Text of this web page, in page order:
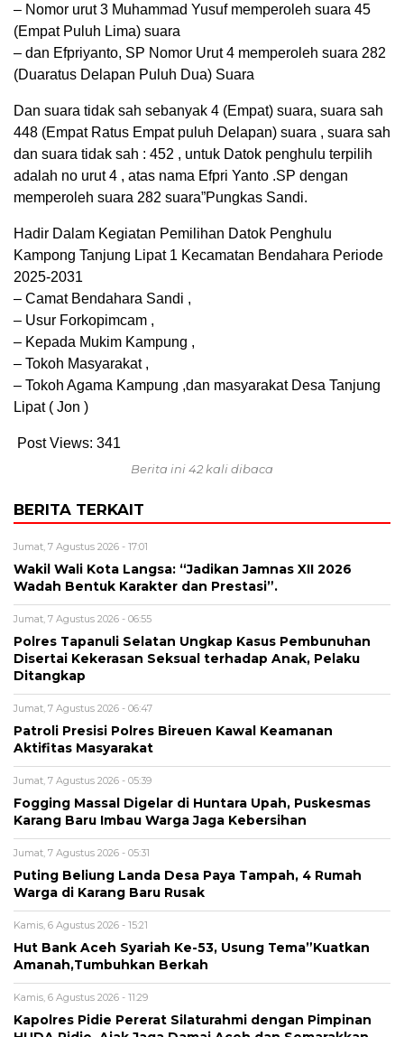
– Nomor urut 3 Muhammad Yusuf memperoleh suara 45
(Empat Puluh Lima) suara
– dan Efpriyanto, SP Nomor Urut 4 memperoleh suara 282
(Duaratus Delapan Puluh Dua) Suara
Dan suara tidak sah sebanyak 4 (Empat) suara, suara sah
448 (Empat Ratus Empat puluh Delapan) suara , suara sah
dan suara tidak sah : 452 , untuk Datok penghulu terpilih
adalah no urut 4 , atas nama Efpri Yanto .SP dengan
memperoleh suara 282 suara”Pungkas Sandi.
Hadir Dalam Kegiatan Pemilihan Datok Penghulu
Kampong Tanjung Lipat 1 Kecamatan Bendahara Periode
2025-2031
– Camat Bendahara Sandi ,
– Usur Forkopimcam ,
– Kepada Mukim Kampung ,
– Tokoh Masyarakat ,
– Tokoh Agama Kampung ,dan masyarakat Desa Tanjung
Lipat ( Jon )
Post Views: 341
Berita ini 42 kali dibaca
BERITA TERKAIT
Jumat, 7 Agustus 2026 - 17:01
Wakil Wali Kota Langsa: “Jadikan Jamnas XII 2026
Wadah Bentuk Karakter dan Prestasi”.
Jumat, 7 Agustus 2026 - 06:55
Polres Tapanuli Selatan Ungkap Kasus Pembunuhan
Disertai Kekerasan Seksual terhadap Anak, Pelaku
Ditangkap
Jumat, 7 Agustus 2026 - 06:47
Patroli Presisi Polres Bireuen Kawal Keamanan
Aktifitas Masyarakat
Jumat, 7 Agustus 2026 - 05:39
Fogging Massal Digelar di Huntara Upah, Puskesmas
Karang Baru Imbau Warga Jaga Kebersihan
Jumat, 7 Agustus 2026 - 05:31
Puting Beliung Landa Desa Paya Tampah, 4 Rumah
Warga di Karang Baru Rusak
Kamis, 6 Agustus 2026 - 15:21
Hut Bank Aceh Syariah Ke-53, Usung Tema”Kuatkan
Amanah,Tumbuhkan Berkah
Kamis, 6 Agustus 2026 - 11:29
Kapolres Pidie Pererat Silaturahmi dengan Pimpinan